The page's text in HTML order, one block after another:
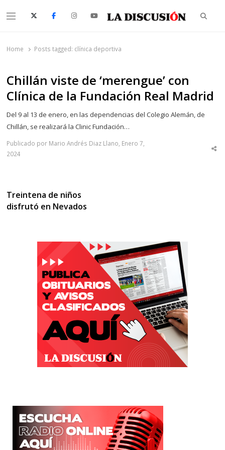
Menu
Home Posts tagged: clínica deportiva
Chillán viste de ‘merengue’ con
Clínica de la Fundación Real Madrid
Del 9 al 13 de enero, en las dependencias del Colegio Alemán, de
Chillán, se realizará la Clinic Fundación…
Publicado por Mario Andrés Diaz Llano, Enero 7,
2024
Treintena de niños
disfrutó en Nevados